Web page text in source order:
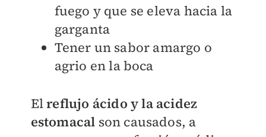
fuego y que se eleva hacia la
garganta
Tener un sabor amargo o
agrio en la boca
Elreflujo ácido y la acidez
estomacal son causados, a